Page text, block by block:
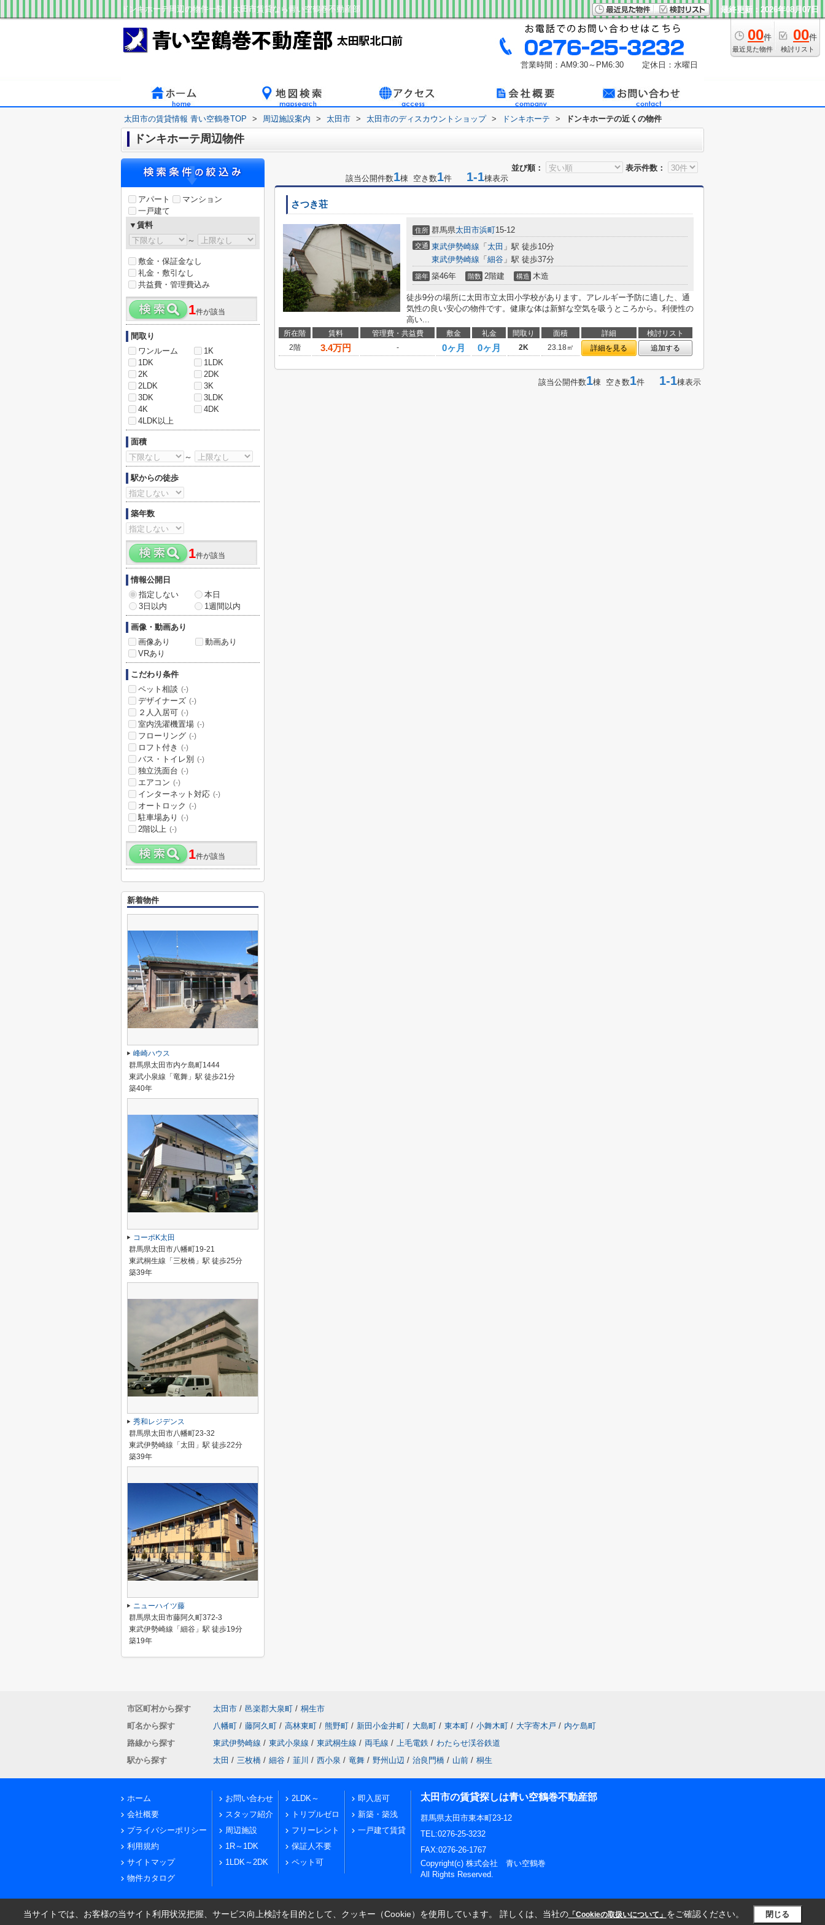
ドンキホーテ周辺の物件一覧｜太田市賃貸なら青い空鶴巻不動産部 最終更新：2026年08月07日
00件
最近見た物件
00件
検討リスト
営業時間：AM9:30～PM6:30 定休日：水曜日
太田市の賃貸情報 青い空鶴巻TOP > 周辺施設案内 > 太田市 > 太田市のディスカウントショップ > ドンキホーテ > ドンキホーテの近くの物件
ドンキホーテ周辺物件
並び順：
表示件数：
該当公開件数1棟 空き数1件 1-1棟表示
さつき荘
住所 群馬県太田市浜町15-12
交通 東武伊勢崎線 「 太田 」駅 徒歩10分
東武伊勢崎線 「 細谷 」駅 徒歩37分
築年 築46年 階数 2階建 構造 木造
徒歩9分の場所に太田市立太田小学校があります。アレルギー予防に適した、通
気性の良い安心の物件です。健康な体は新鮮な空気を吸うところから。利便性の
高い...
所在階 賃料 管理費・共益費 敷金 礼金 間取り 面積 詳細
検討リスト
2階
3.4万円 - 0ヶ月 0ヶ月 2K 23.18㎡ 詳細を見る 追加する
該当公開件数1棟 空き数1件 1-1棟表示
アパート
マンション
一戸建て
▼賃料
～
敷金・保証金なし
礼金・敷引なし
共益費・管理費込み
1件が該当
間取り
ワンルーム
1K
1DK
1LDK
2K
2DK
2LDK
3K
3DK
3LDK
4K
4DK
4LDK以上
面積
～
駅からの徒歩
築年数
1件が該当
情報公開日
指定しない
本日
3日以内
1週間以内
画像・動画あり
画像あり
動画あり
VRあり
こだわり条件
ペット相談 (-)
デザイナーズ (-)
２人入居可 (-)
室内洗濯機置場 (-)
フローリング (-)
ロフト付き (-)
バス・トイレ別 (-)
独立洗面台 (-)
エアコン (-)
インターネット対応 (-)
オートロック (-)
駐車場あり (-)
2階以上 (-)
1件が該当
新着物件
峰崎ハウス
群馬県太田市内ケ島町1444
東武小泉線「竜舞」駅 徒歩21分
築40年
コーポK太田
群馬県太田市八幡町19-21
東武桐生線「三枚橋」駅 徒歩25分
築39年
秀和レジデンス
群馬県太田市八幡町23-32
東武伊勢崎線「太田」駅 徒歩22分
築39年
ニューハイツ藤
群馬県太田市藤阿久町372-3
東武伊勢崎線「細谷」駅 徒歩19分
築19年
市区町村から探す 太田市 / 邑楽郡大泉町 / 桐生市
町名から探す
八幡町 / 藤阿久町 / 高林東町 / 熊野町 / 新田小金井町 / 大島町 / 東本町 / 小舞木町 / 大字寄木戸 / 内ケ島町
路線から探す
東武伊勢崎線 / 東武小泉線 / 東武桐生線 / 両毛線 / 上毛電鉄 / わたらせ渓谷鉄道
駅から探す
太田 / 三枚橋 / 細谷 / 韮川 / 西小泉 / 竜舞 / 野州山辺 / 治良門橋 / 山前 / 桐生
ホーム
会社概要
プライバシーポリシー
利用規約
サイトマップ
物件カタログ
お問い合わせ
スタッフ紹介
周辺施設
1R～1DK
1LDK～2DK
2LDK～
トリプルゼロ
フリーレント
保証人不要
ペット可
即入居可
新築・築浅
一戸建て賃貸
太田市の賃貸探しは青い空鶴巻不動産部
群馬県太田市東本町23-12
TEL:0276-25-3232
FAX:0276-26-1767
Copyright(c) 株式会社 青い空鶴巻
All Rights Reserved.
当サイトでは、お客様の当サイト利用状況把握、サービス向上検討を目的として、クッキー（Cookie）を使用しています。 詳しくは、当社の「Cookieの取扱いについて」 をご確認ください。 閉じる